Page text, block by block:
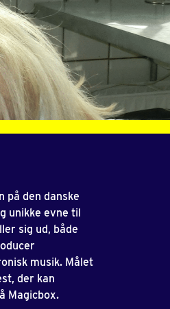
på den danske
unikke evne til
sig ud, både
musik. Målet
der kan
Magicbox.